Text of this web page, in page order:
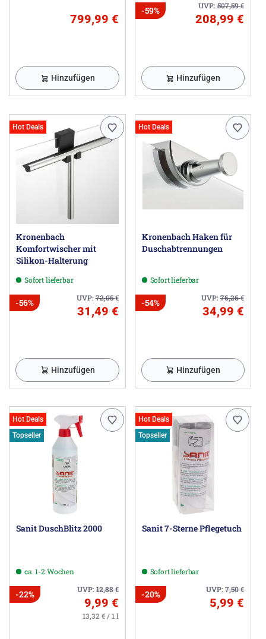
799,99 €
Hinzufügen
UVP:507,59€
-59%
208,99 €
Hinzufügen
Hot Deals
Kronenbach
Komfortwischer mit
Silikon-Halterung
Sofort lieferbar
UVP:72,05€
-56%
31,49 €
Hinzufügen
Hot Deals
Kronenbach Haken für
Duschabtrennungen
Sofort lieferbar
UVP:76,26€
-54%
34,99 €
Hinzufügen
Hot Deals
Topseller
Sanit DuschBlitz 2000
ca. 1-2 Wochen
UVP:12,88€
-22%
9,99 €
13,32 € / 1 l
Hot Deals
Topseller
Sanit 7-Sterne Pflegetuch
Sofort lieferbar
UVP:7,50€
-20%
5,99 €